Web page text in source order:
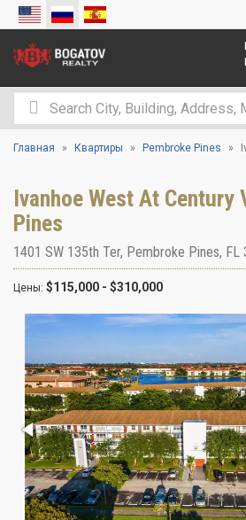
Главная Квартиры Pembroke Pines
Ivanhoe West At Century
Pines
1401 SW 135th Ter, Pembroke Pines, FL
Цены: $115,000 - $310,000